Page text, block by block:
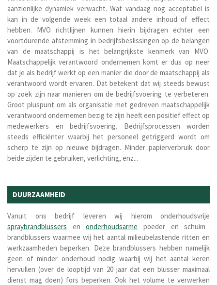
aanzienlijke dynamiek verwacht. Wat vandaag nog acceptabel is
kan in de volgende week een totaal andere inhoud of effect
hebben. MVO richtlijnen kunnen hierin bijdragen echter een
voortdurende afstemming in bedrijfsbeslissingen op de belangen
van de maatschappij is het belangrijkste kenmerk van MVO.
Maatschappelijk verantwoord ondernemen komt er dus op neer
dat je als bedrijf werkt op een manier die door de maatschappij als
verantwoord wordt ervaren. Dat betekent dat wij steeds bewust
op zoek zijn naar manieren om de bedrijfsvoering te verbeteren.
Groot pluspunt om als organisatie met gedreven maatschappelijk
verantwoord ondernemen bezig te zijn heeft een positief effect op
medewerkers en bedrijfsvoering. Bedrijfsprocessen worden
steeds efficiënter waarbij het personeel getriggerd wordt om
scherp te zijn op nieuwe bijdragen. Minder papierverbruik door
beide zijden te gebruiken, verlichting, enz...
DUURZAAMHEID
Vanuit ons bedrijf leveren wij hierom onderhoudsvrije
spraybrandblussers enonderhoudsarme poeder en schuim
brandblussers waarmee wij het aantal milieubelastende ritten en
werkzaamheden beperken. Deze brandblussers hebben namelijk
geen of minder onderhoud nodig waarbij wij het aantal keren
hervullen (over de looptijd van 20 jaar dat een blusser maximaal
dienst mag doen) fors beperken. Ook het volume te verwerken